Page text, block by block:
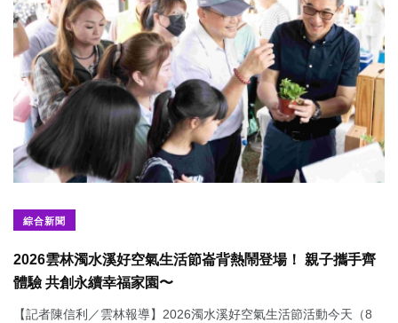
綜合新聞
2026雲林濁水溪好空氣生活節崙背熱鬧登場！ 親子攜手齊
體驗 共創永續幸福家園〜
【記者陳信利／雲林報導】2026濁水溪好空氣生活節活動今天（8